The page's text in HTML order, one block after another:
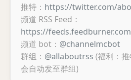
推特： https://twitter.com/
频道 RSS Feed：
https://
频道 bot： @channelmcbot
群组： @allaboutrss (福利：
会自动发至群组)